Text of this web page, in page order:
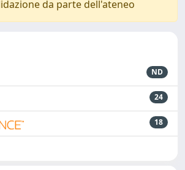
da parte dell'ateneo
ND
24
18